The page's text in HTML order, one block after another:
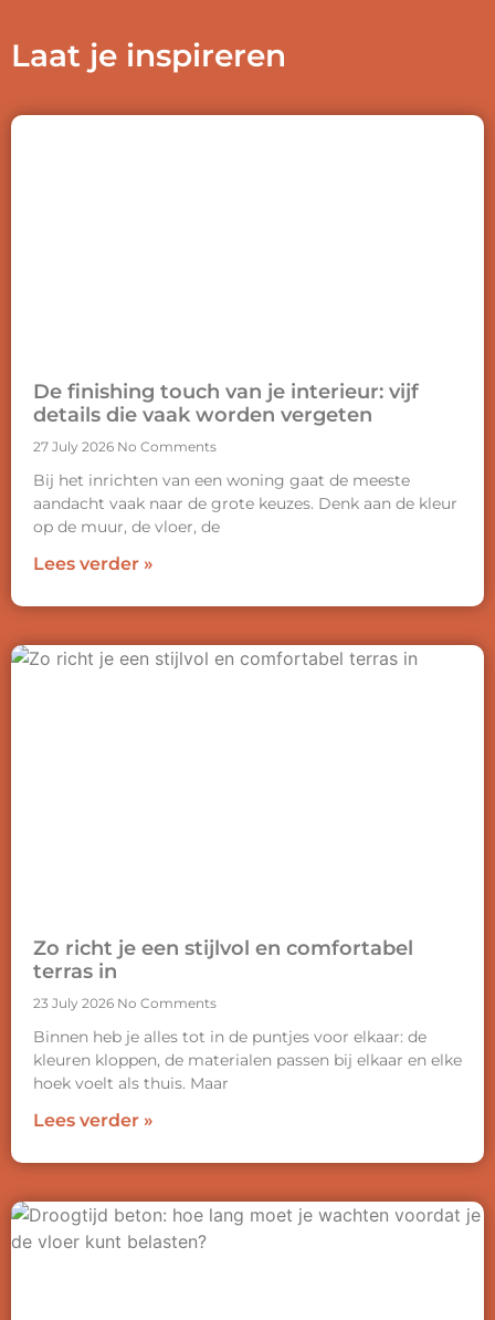
Laat je inspireren
De finishing touch van je interieur: vijf
details die vaak worden vergeten
27 July 2026 No Comments
Bij het inrichten van een woning gaat de meeste
aandacht vaak naar de grote keuzes. Denk aan de kleur
op de muur, de vloer, de
Lees verder »
Zo richt je een stijlvol en comfortabel
terras in
23 July 2026 No Comments
Binnen heb je alles tot in de puntjes voor elkaar: de
kleuren kloppen, de materialen passen bij elkaar en elke
hoek voelt als thuis. Maar
Lees verder »